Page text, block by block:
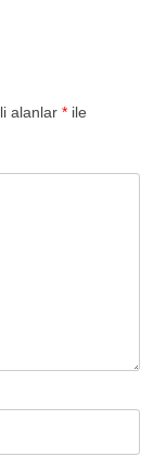
alanlar * ile